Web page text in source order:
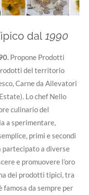
dal 1990
Propone Prodotti
del territorio
Carne da Allevatori
Lo chef Nello
culinario del
a sperimentare,
primi e secondi
partecipato a diverse
e promuovere l’oro
dei prodotti tipici, tra
famosa da sempre per